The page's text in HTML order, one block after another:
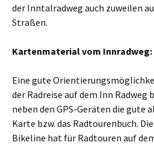
der Inntalradweg auch zuweilen
Straßen.
Kartenmaterial vom Innradweg:
Eine gute
der Radreise auf dem Inn Radweg
neben den GPS-Geräten die gute
Karte bzw. das Radtourenbuch.
Bikeline hat für Radtouren auf